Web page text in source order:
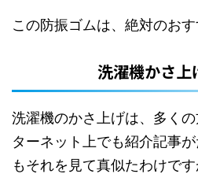
この防振ゴムは、絶対のおす
洗濯機かさ上
洗濯機のかさ上げは、多く
ターネット上でも紹介記事
もそれを見て真似たわけで